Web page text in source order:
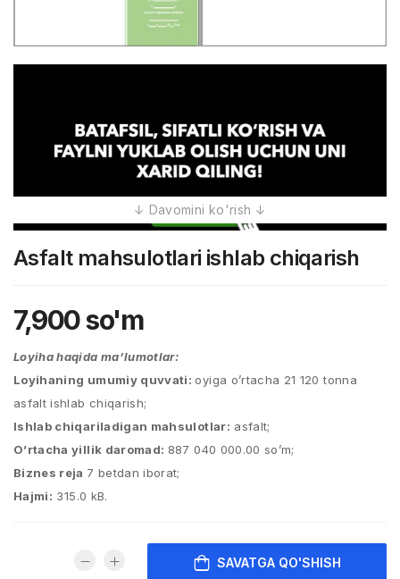
Asfalt mahsulotlari ishlab chiqarish
7,900so'm
Loyiha haqida ma’lumotlar:
Loyihaning umumiy quvvati: oyiga o’rtacha 21 120 tonna
asfalt ishlab chiqarish;
Ishlab chiqariladigan mahsulotlar: asfalt;
O’rtacha yillik daromad: 887 040 000.00 so’m;
Biznes reja 7 betdan iborat;
Hajmi: 315.0 kB.
SAVATGA QO'SHISH